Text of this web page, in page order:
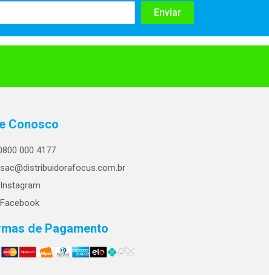
Conosco
000 4177
sac@distribuidorafocus.com.br
Instagram
Facebook
de Pagamento